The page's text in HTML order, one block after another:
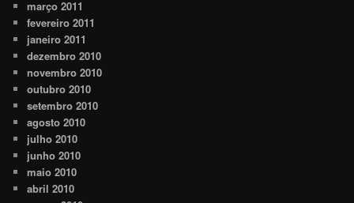
março 2011
fevereiro 2011
janeiro 2011
dezembro 2010
novembro 2010
outubro 2010
setembro 2010
agosto 2010
julho 2010
junho 2010
maio 2010
abril 2010